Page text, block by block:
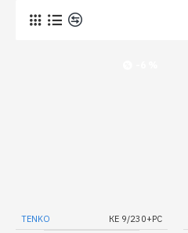
TENKO КЕ 9/230+PC